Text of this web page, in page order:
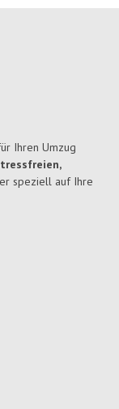
Ihren Umzug
speziell auf Ihre